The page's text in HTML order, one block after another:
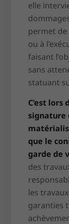
elle
permet
ou à
faisant
sans
statuant
C’est
signature
que le
garde de
des
les
garanties